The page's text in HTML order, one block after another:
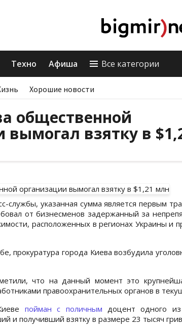
Техно Афиша Все категории
Хорошие новости
общественной
вымогал взятку в
службы, указанная сумма является первым
от бизнесменов задержанный за
расположенных в регионах Украины и
прокуратура города Киева возбудила
что на данный момент это
правоохранительных органов в
пойман с поличным доцент одного
и получивший взятку в размере 23 тысяч